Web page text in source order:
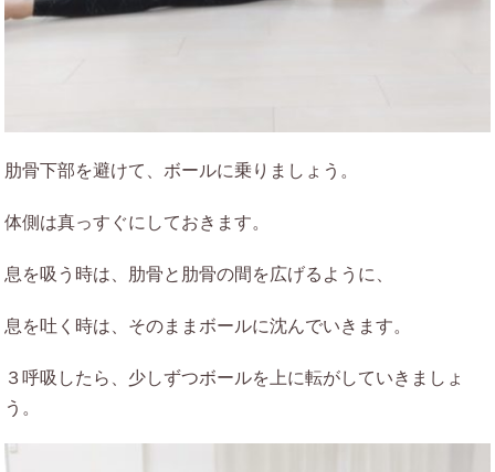
肋骨下部を避けて、ボールに乗りましょう。
体側は真っすぐにしておきます。
息を吸う時は、肋骨と肋骨の間を広げるように、
息を吐く時は、そのままボールに沈んでいきます。
３呼吸したら、少しずつボールを上に転がしていきましょ
う。